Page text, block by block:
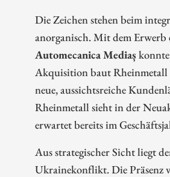
Die Zeichen stehen beim
anorganisch. Mit dem Erwerb
Automecanica Mediaș
Akquisition baut Rheinmetall
neue, aussichtsreiche
Rheinmetall sieht in der
erwartet bereits im
Aus strategischer Sicht liegt
Ukrainekonflikt. Die Präsenz